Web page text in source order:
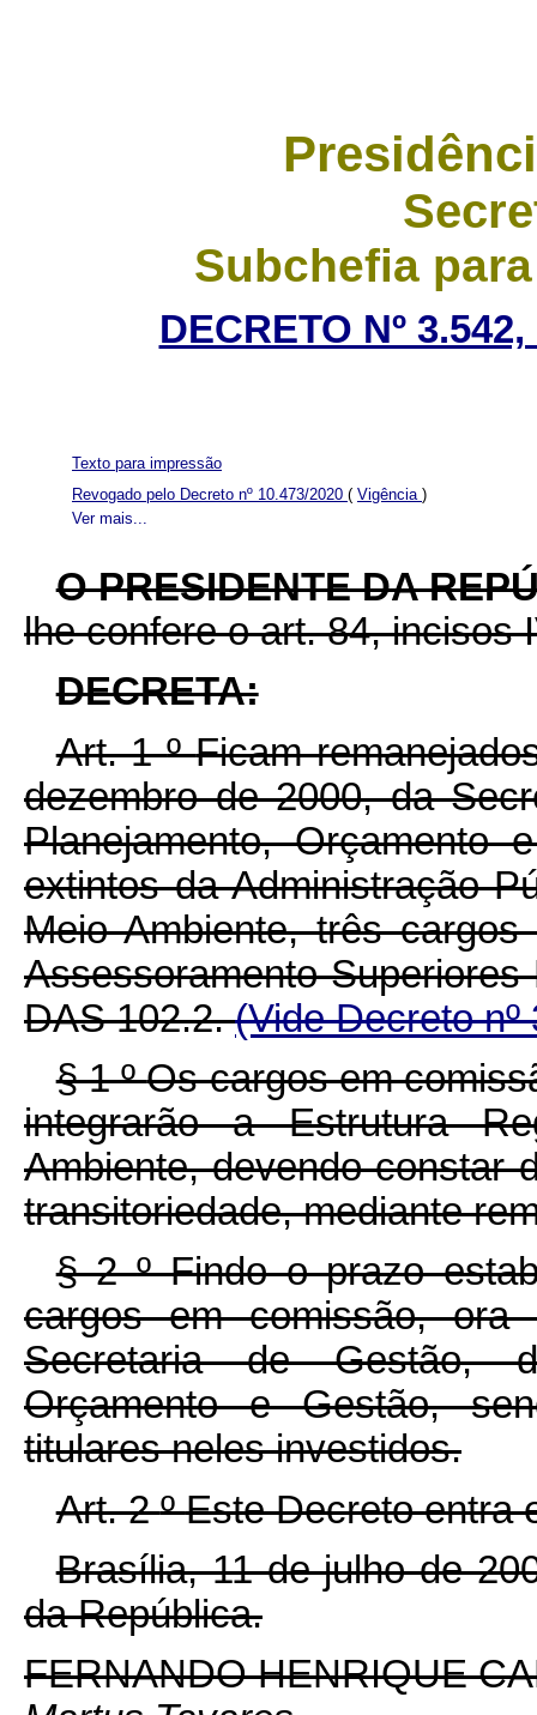
Subchefia
DECRETO Nº
Ver mais...
Texto para impressão
Revogado pelo Decreto nº 10.473/2020 ( Vigência )
O PRESIDENTE DA
lhe confere o art. 84, incisos
DECRETA:
Art. 1ºFicam
dezembro de 2000, da
Planejamento, Orçamento
extintos da Administração
Meio Ambiente, três
Assessoramento
DAS 102.2.(Vide Decreto
§ 1ºOs cargos em
integrarão a Estrutura
Ambiente, devendo constar
transitoriedade, mediante
§ 2ºFindo o prazo
cargos em comissão, ora
Secretaria de Gestão,
Orçamento e Gestão,
titulares neles investidos.
Art. 2ºEste Decreto entra
Brasília, 11 de julho de
da República.
FERNANDO HENRIQUE